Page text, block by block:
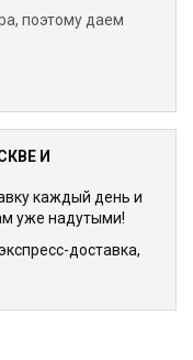
поэтому даем
И
каждый день и
уже надутыми!
доставка,